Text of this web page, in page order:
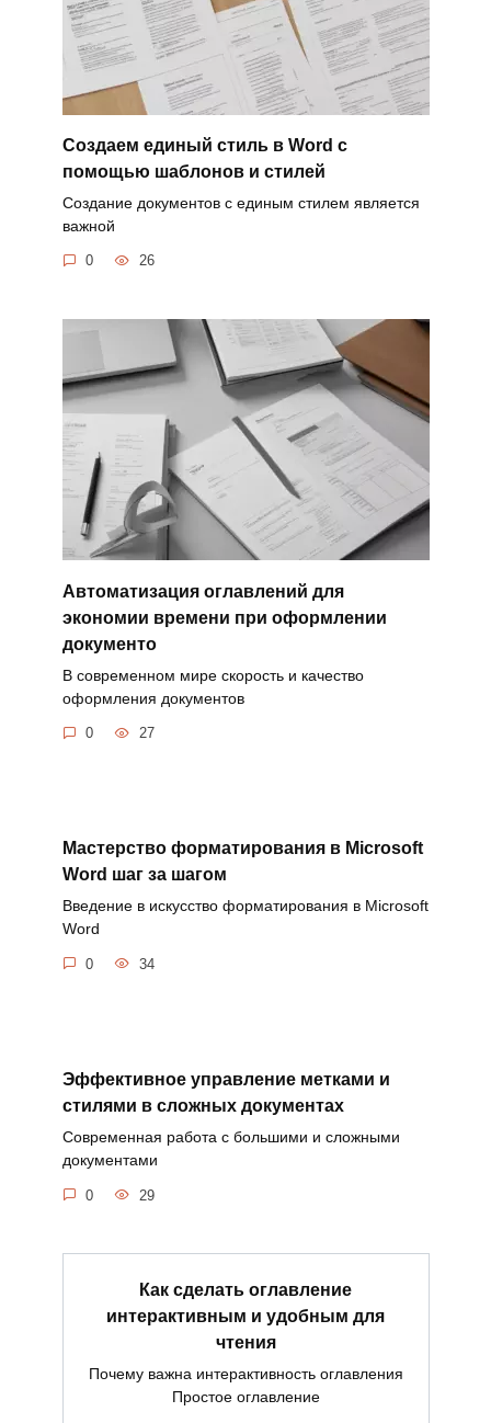
Создаем единый стиль в Word с
помощью шаблонов и стилей
Создание документов с единым стилем является
важной
0 26
Автоматизация оглавлений для
экономии времени при оформлении
документо
В современном мире скорость и качество
оформления документов
0 27
Мастерство форматирования в Microsoft
Word шаг за шагом
Введение в искусство форматирования в Microsoft
Word
0 34
Эффективное управление метками и
стилями в сложных документах
Современная работа с большими и сложными
документами
0 29
Как сделать оглавление
интерактивным и удобным для
чтения
Почему важна интерактивность оглавления
Простое оглавление